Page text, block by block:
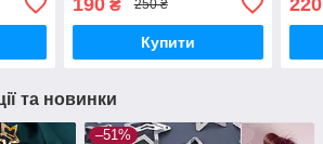
₴ 250 ₴
Купити
та новинки
–51%